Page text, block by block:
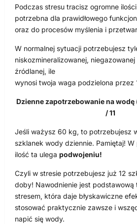
Podczas stresu tracisz ogromne
potrzebna dla prawidłowego
oraz do procesów myślenia i
W normalnej sytuacji potrzebujesz
niskozmineralizowanej,
źródlanej, ile
wynosi twoja waga podzielona przez
Dzienne zapotrzebowanie na wodę
/ 11
Jeśli ważysz 60 kg, to potrzebujesz
szklanek wody dziennie. Pamiętaj!
ilość ta ulega podwojeniu!
Czyli w stresie potrzebujesz już 12
doby! Nawodnienie jest podstawową
stresem, która daje błyskawiczne
stosować praktycznie zawsze i
napić się wody.